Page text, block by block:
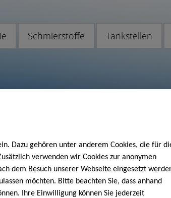
Dazu gehören unter anderem Cookies, die für
verwenden wir Cookies zur anonymen
dem Besuch unserer Webseite eingesetzt
möchten. Bitte beachten Sie, dass anhand
Ihre Einwilligung können Sie jederzeit
Schmierstoffe Tankstellen